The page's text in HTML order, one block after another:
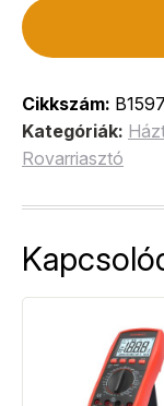
Cikkszám: B1597
Kategóriák:
Rovarriasztó